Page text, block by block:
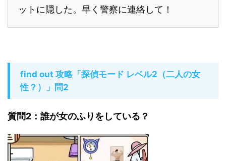
ットに隠した。早く警察に連絡して！
find out 攻略「探偵モード レベル2（二人の女
性？）」問2
質問2：誰が女のふりをしている？